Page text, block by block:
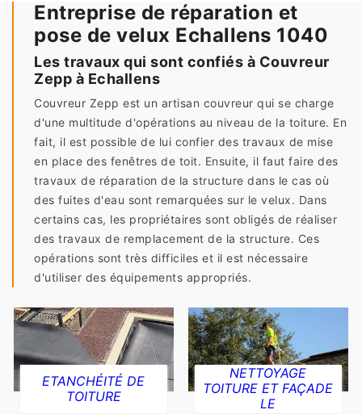
Entreprise de réparation et
pose de velux Echallens 1040
Les travaux qui sont confiés à Couvreur
Zepp à Echallens
Couvreur Zepp est un artisan couvreur qui se charge
d'une multitude d'opérations au niveau de la toiture. En
fait, il est possible de lui confier des travaux de mise
en place des fenêtres de toit. Ensuite, il faut faire des
travaux de réparation de la structure dans le cas où
des fuites d'eau sont remarquées sur le velux. Dans
certains cas, les propriétaires sont obligés de réaliser
des travaux de remplacement de la structure. Ces
opérations sont très difficiles et il est nécessaire
d'utiliser des équipements appropriés.
ETANCHÉITÉ DE
TOITURE
NETTOYAGE
TOITURE ET FAÇADE
LE